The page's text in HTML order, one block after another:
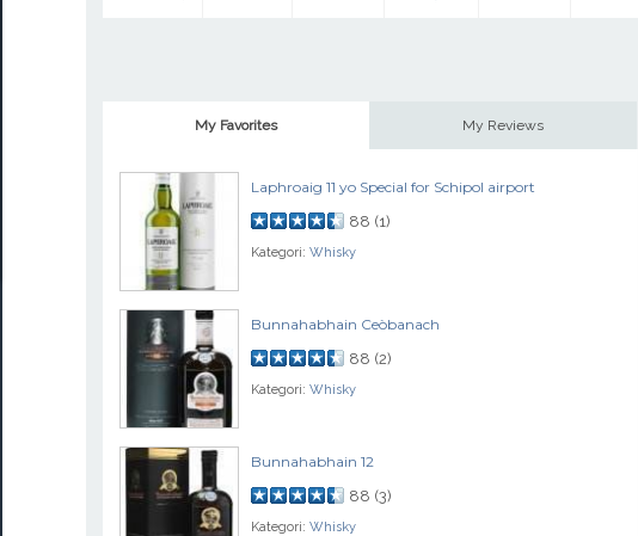
My Favorites My Reviews
Laphroaig 11 yo Special for Schipol airport
88 (1)
Kategori: Whisky
Bunnahabhain Ceòbanach
88 (2)
Kategori: Whisky
Bunnahabhain 12
88 (3)
Kategori: Whisky